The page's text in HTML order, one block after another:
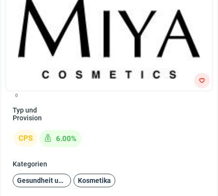
0
Typ und
Provision
CPS 6.00%
Kategorien
Gesundheit und Schönheit Kosmetika